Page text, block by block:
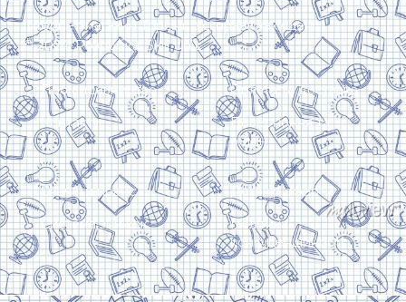
Інтернет-магазин Торсінг. Усі права захищені
© 2024. Розробка:Skill Unit
Про видавництво
Контакти
Оплата та доставка
Повернення та
обмін
Скачати прайс
Система знижок
Договір оферти
Політика
конфіденційності